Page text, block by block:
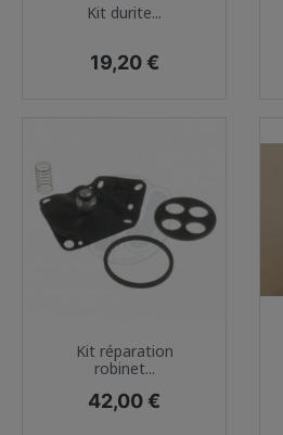
Kit durite...
Prix
19,20 €
Kit réparation
robinet...
Prix
42,00 €